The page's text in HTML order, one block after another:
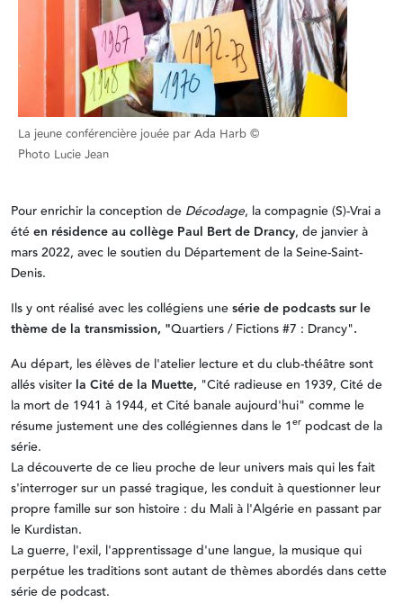
La jeune conférencière jouée par Ada Harb ©
Photo Lucie Jean
Pour enrichir la conception de Décodage, la compagnie (S)-Vrai a
étéen résidence au collège Paul Bert de Drancy, de janvier à
mars 2022, avec le soutien du Département de la Seine-Saint-
Denis.
Ils y ont réalisé avec les collégiens unesérie de podcasts sur le
thème de la transmission, "Quartiers / Fictions #7 : Drancy".
Au départ, les élèves de l'atelier lecture et du club-théâtre sont
allés visiter la Cité de la Muette, "Cité radieuse en 1939, Cité de
la mort de 1941 à 1944, et Cité banale aujourd'hui" comme le
résume justement une des collégiennes dans le 1er podcast de la
série.
La découverte de ce lieu proche de leur univers mais qui les fait
s'interroger sur un passé tragique, les conduit à questionner leur
propre famille sur son histoire : du Mali à l'Algérie en passant par
le Kurdistan.
La guerre, l'exil, l'apprentissage d'une langue, la musique qui
perpétue les traditions sont autant de thèmes abordés dans cette
série de podcast.